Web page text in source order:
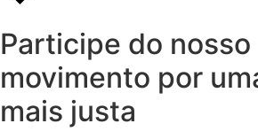
Participe do nosso
movimento por
mais justa